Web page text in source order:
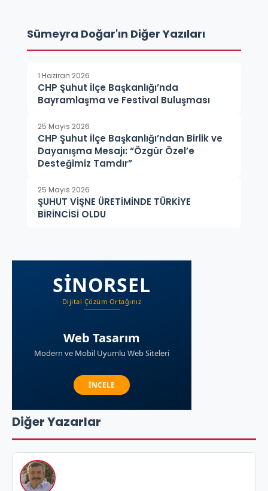
Sümeyra Doğar'ın Diğer Yazıları
1 Haziran 2026
CHP Şuhut İlçe Başkanlığı’nda
Bayramlaşma ve Festival Buluşması
25 Mayıs 2026
CHP Şuhut İlçe Başkanlığı’ndan Birlik ve
Dayanışma Mesajı: “Özgür Özel’e
Desteğimiz Tamdır”
25 Mayıs 2026
ŞUHUT VİŞNE ÜRETİMİNDE TÜRKİYE
BİRİNCİSİ OLDU
Diğer Yazarlar